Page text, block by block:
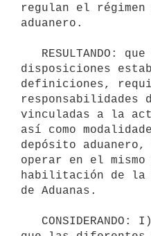
regulan el régimen
aduanero.
disposiciones
definiciones,
responsabilidades
vinculadas a la
así como
depósito
operar en el
habilitación de la
de Aduanas.